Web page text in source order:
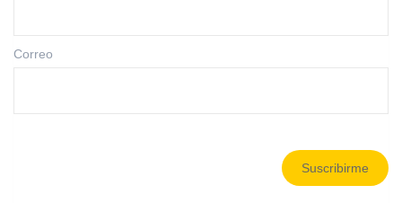
Correo
Suscribirme